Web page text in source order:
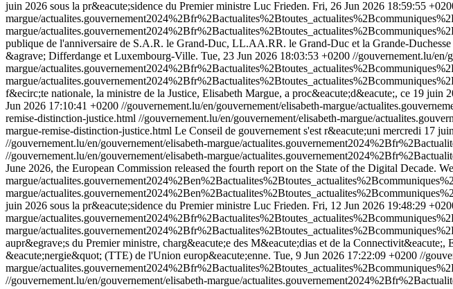
juin 2026 sous la pr&eacute;sidence du Premier ministre Luc Frieden. Fri, 26 Jun 2026 18:59:55
margue/
margue/
publique de l'anniversaire de S.A.R. le Grand-Duc, LL.AA.RR. le Grand-Duc et la Grande-
&agrave; Differdange et Luxembourg-Ville. Tue, 23 Jun 2026 18:03:53 +0200 //gouvernement.lu/en/
margue/
margue/
f&ecirc;te nationale, la ministre de la Justice, Elisabeth Margue, a proc&eacute;d&eacute;, ce 19
Jun 2026 17:10:41 +0200 //gouvernement.lu/en/gouvernement/elisabeth-margue/
remise-distinction-justice.html //gouvernement.lu/en/gouvernement/elisabeth-margue/
margue-remise-distinction-justice.html Le Conseil de gouvernement s'est r&eacute;uni mercredi 17
//gouvernement.lu/en/gouvernement/elisabeth-margue/
//gouvernement.lu/en/gouvernement/elisabeth-margue/
June 2026, the European Commission released the fourth report on the State of the Digital Decade.
margue/
margue/
juin 2026 sous la pr&eacute;sidence du Premier ministre Luc Frieden. Fri, 12 Jun 2026 19:48:29
margue/
margue/
aupr&egrave;s du Premier ministre, charg&eacute;e des M&eacute;dias et de la
&eacute;nergie&quot; (TTE) de l'Union europ&eacute;enne. Tue, 9 Jun 2026 17:22:09 +0200 //
margue/
//gouvernement.lu/en/gouvernement/elisabeth-margue/